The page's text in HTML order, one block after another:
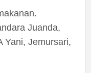
Juanda,
Yani, Jemursari,